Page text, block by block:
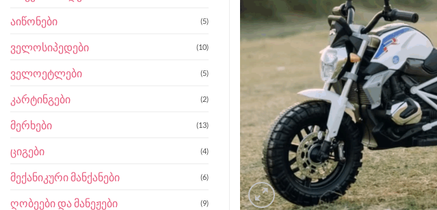
აიწონები
(5)
ველოსიპედები (10)
ველოეტლები (5)
კარტინგები (2)
მერხები (13)
ციგები (4)
მექანიკური მანქანები (6)
ღობეები და მანეჟები (9)